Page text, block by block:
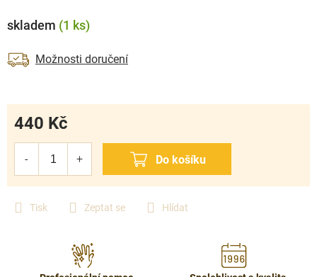
Tisk Zeptat se Hlídat
skladem (1 ks)
Možnosti doručení
440 Kč